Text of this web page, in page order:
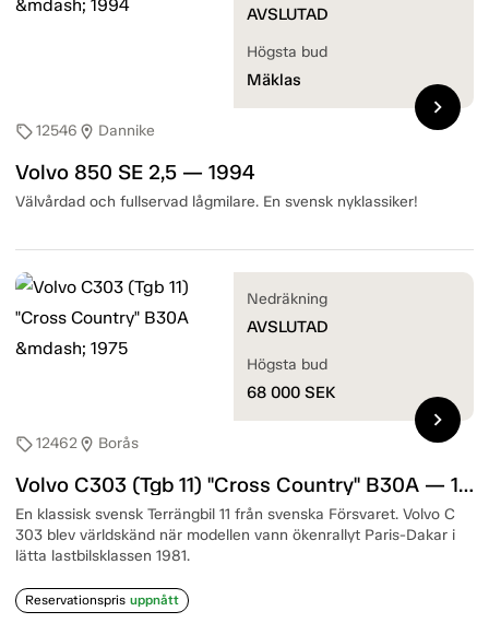
sell12546 location_on Dannike
Volvo 850 SE 2,5 — 1994
Välvårdad och fullservad lågmilare. En svensk nyklassiker!
AVSLUTAD
Högsta bud
Mäklas
chevron_right
sell12462location_on Borås
Volvo C303 (Tgb 11) "Cross Country" B30A — 1975
En klassisk svensk Terrängbil 11 från svenska Försvaret. Volvo C
303 blev världskänd när modellen vann ökenrallyt Paris-Dakar i
lätta lastbilsklassen 1981.
Reservationspris uppnått
Nedräkning
AVSLUTAD
Högsta bud
68 000 SEK
chevron_right